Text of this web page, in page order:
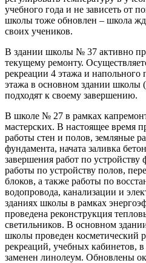
учебного года и не зависеть от
школы тоже обновлен – школа
своих учеников.
В здании школы № 37 активно
текущему ремонту.
рекреации 4 этажа и напольного
этажа в основном здании школы
подходят к своему завершению.
В школе № 27 в рамках
мастерских. В настоящее время
работы стен и полов, земляные
фундамента, начата заливка
завершения работ по
работы по устройству полов,
блоков, а также работы по
водопровода, канализации и
зданиях школы в рамках
проведена реконструкция
светильников. В основном
школы проведен косметический
рекреаций, учебных кабинетов,
заменен линолеум. Обновлены